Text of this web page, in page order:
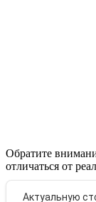
Обратите
отличаться от
Актуальную